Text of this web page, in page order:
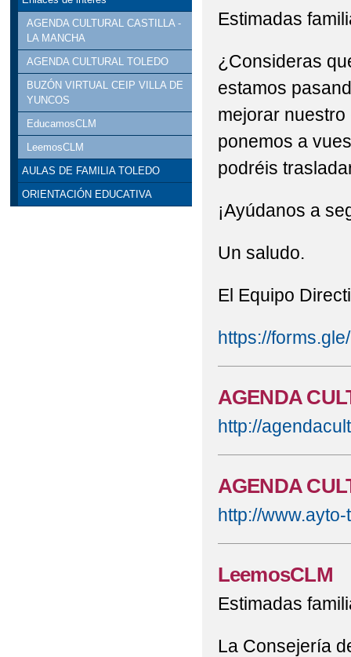
PROYECTO
AGENDA CULTURAL CASTILLA -
LA MANCHA
AGENDA CULTURAL TOLEDO
BUZÓN VIRTUAL CEIP VILLA DE
YUNCOS
EducamosCLM
LeemosCLM
AULAS DE FAMILIA TOLEDO
ORIENTACIÓN EDUCATIVA
Estimadas
¿Consideras
estamos
mejorar nuestro
ponemos a
podréis
¡Ayúdanos a
Un saludo.
El Equipo
https://
AGENDA
http://
AGENDA
http://
LeemosCLM
Estimadas
La Consejería